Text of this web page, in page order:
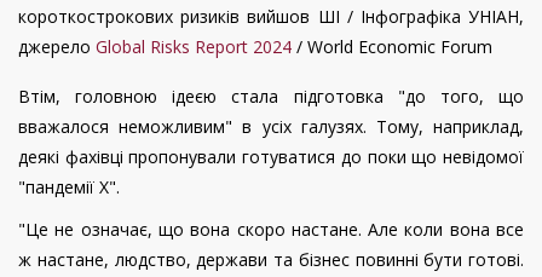
короткострокових ризиків вийшов ШІ / Інфографіка УНІАН,
джерело Global Risks Report 2024 / World Economic Forum
Втім, головною ідеєю стала підготовка "до того, що
вважалося неможливим" в усіх галузях. Тому, наприклад,
деякі фахівці пропонували готуватися до поки що невідомої
"пандемії Х".
"Це не означає, що вона скоро настане. Але коли вона все
ж настане, людство, держави та бізнес повинні бути готові.